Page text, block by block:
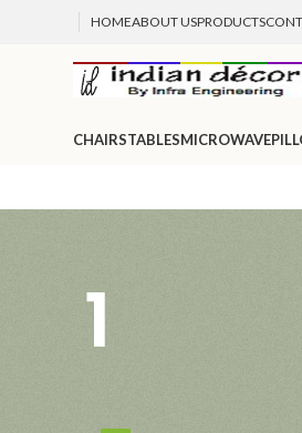
HOMEABOUT USPRODUCTS
CHAIRSTABLESMICROWAVE
1